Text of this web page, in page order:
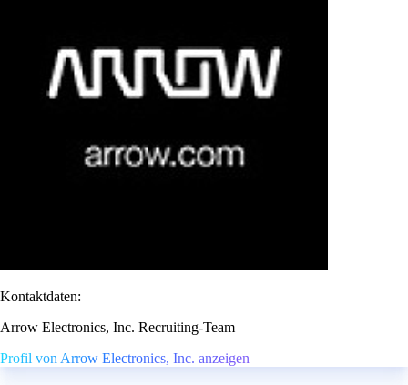
Kontaktdaten:
Arrow Electronics, Inc. Recruiting-Team
Profil von Arrow Electronics, Inc. anzeigen